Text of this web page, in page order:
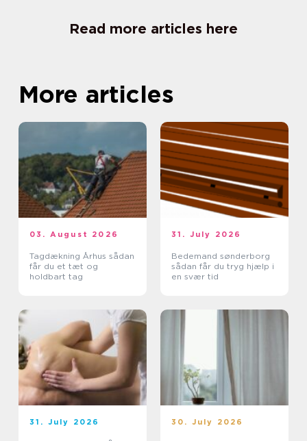
Read more articles here
More articles
03. August 2026
Tagdækning Århus sådan
får du et tæt og
holdbart tag
31. July 2026
Bedemand sønderborg
sådan får du tryg hjælp i
en svær tid
31. July 2026 30. July 2026